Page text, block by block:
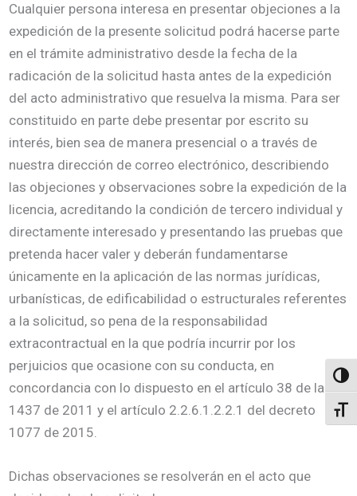
Cualquier persona interesa en presentar objeciones a la
expedición de la presente solicitud podrá hacerse parte
en el trámite administrativo desde la fecha de la
radicación de la solicitud hasta antes de la expedición
del acto administrativo que resuelva la misma. Para ser
constituido en parte debe presentar por escrito su
interés, bien sea de manera presencial o a través de
nuestra dirección de correo electrónico, describiendo
las objeciones y observaciones sobre la expedición de la
licencia, acreditando la condición de tercero individual y
directamente interesado y presentando las pruebas que
pretenda hacer valer y deberán fundamentarse
únicamente en la aplicación de las normas jurídicas,
urbanísticas, de edificabilidad o estructurales referentes
a la solicitud, so pena de la responsabilidad
extracontractual en la que podría incurrir por los
perjuicios que ocasione con su conducta, en
concordancia con lo dispuesto en el artículo 38 de la ley
1437 de 2011 y el artículo 2.2.6.1.2.2.1 del decreto
1077 de 2015.
Dichas observaciones se resolverán en el acto que